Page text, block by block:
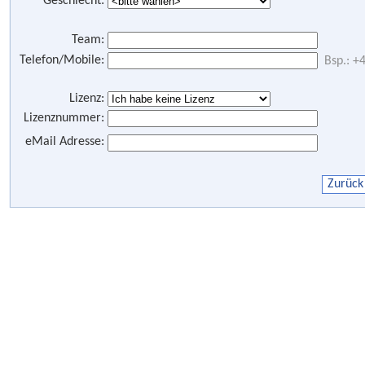
Team:
Telefon/Mobile:
Bsp.:
Lizenz:
Lizenznummer:
eMail Adresse: